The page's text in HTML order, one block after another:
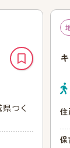
つく
住
保